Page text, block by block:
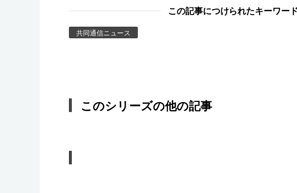
この記事につけられたキーワー
共同通信ニュース
このシリーズの他の記事